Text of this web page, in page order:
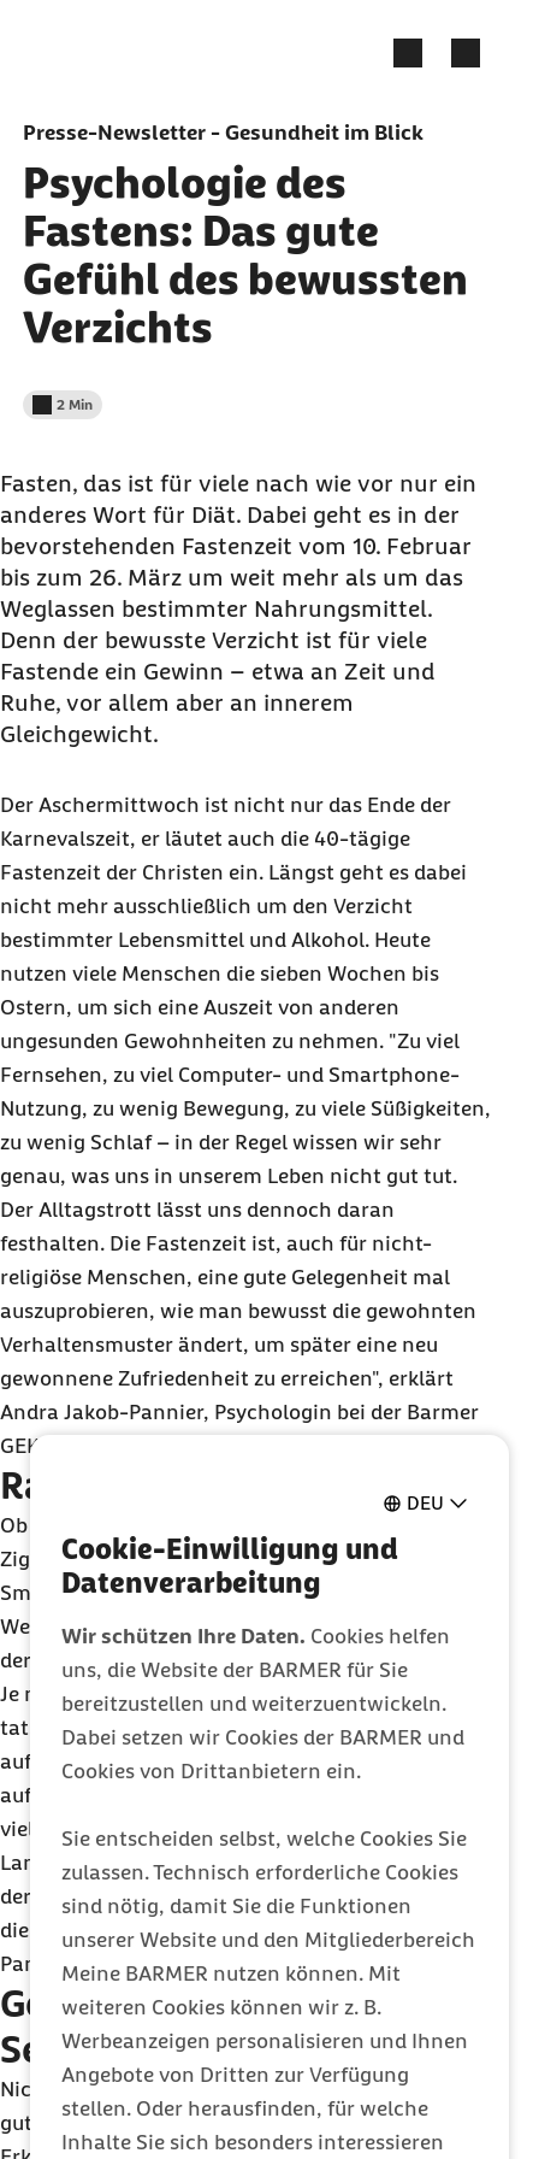
DEU
Cookie-Einwilligung und
Datenverarbeitung
Wir schützen Ihre Daten. Cookies helfen
uns, die Website der BARMER für Sie
bereitzustellen und weiterzuentwickeln.
Dabei setzen wir Cookies der BARMER und
Cookies von Drittanbietern ein.
Sie entscheiden selbst, welche Cookies Sie
zulassen. Technisch erforderliche Cookies
sind nötig, damit Sie die Funktionen
unserer Website und den Mitgliederbereich
Meine BARMER nutzen können. Mit
weiteren Cookies können wir z. B.
Werbeanzeigen personalisieren und Ihnen
Angebote von Dritten zur Verfügung
stellen. Oder herausfinden, für welche
Inhalte Sie sich besonders interessieren
Presse-Newsletter - Gesundheit im Blick
Psychologie des
Fastens: Das gute
Gefühl des bewussten
Verzichts
Lesedauer weniger als
2 Min
Fasten, das ist für viele nach wie vor nur ein
anderes Wort für Diät. Dabei geht es in der
bevorstehenden Fastenzeit vom 10. Februar
bis zum 26. März um weit mehr als um das
Weglassen bestimmter Nahrungsmittel.
Denn der bewusste Verzicht ist für viele
Fastende ein Gewinn – etwa an Zeit und
Ruhe, vor allem aber an innerem
Gleichgewicht.
Der Aschermittwoch ist nicht nur das Ende der
Karnevalszeit, er läutet auch die 40-tägige
Fastenzeit der Christen ein. Längst geht es dabei
nicht mehr ausschließlich um den Verzicht
bestimmter Lebensmittel und Alkohol. Heute
nutzen viele Menschen die sieben Wochen bis
Ostern, um sich eine Auszeit von anderen
ungesunden Gewohnheiten zu nehmen. "Zu viel
Fernsehen, zu viel Computer- und Smartphone-
Nutzung, zu wenig Bewegung, zu viele Süßigkeiten,
zu wenig Schlaf – in der Regel wissen wir sehr
genau, was uns in unserem Leben nicht gut tut.
Der Alltagstrott lässt uns dennoch daran
festhalten. Die Fastenzeit ist, auch für nicht-
religiöse Menschen, eine gute Gelegenheit mal
auszuprobieren, wie man bewusst die gewohnten
Verhaltensmuster ändert, um später eine neu
gewonnene Zufriedenheit zu erreichen", erklärt
Andra Jakob-Pannier, Psychologin bei der Barmer
GEK.
Raus aus der Komfortzone
Ob man während der 40 Tage nun auf das Auto, die
Zigaretten, das Glas Wein am Abend, Fleisch, das
Smartphone oder den Fernseher verzichtet – das
Weglassen bedeutet zunächst einmal: Schluss mit
der Bequemlichkeit und raus aus der Komfortzone.
Je nach Gewohnheit können dabei anfangs
tatsächlich so etwas wie Entzugserscheinungen
auftreten. "Wer seinen Medienkonsum von hundert
auf null drosselt, wird in den ersten Tagen
vielleicht eine innere Unruhe oder auch
Langeweile spüren. Doch schon bald erkennt
derjenige, wie viel Zeit er plötzlich für Dinge hat,
die sonst immer zu kurz kommen", so Jakob-
Pannier.
Gestärktes
Selbstbewusstsein
Nicht nur die neu gewonnenen Freiheiten lösen ein
gutes Gefühl beim Fastenden aus. Auch die